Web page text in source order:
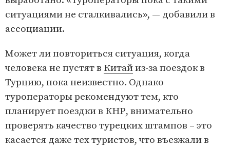
ситуациями не сталкивались», — добавили в
ассоциации.
Может ли повториться ситуация, когда
человека не пустят в Китайиз-за поездок в
Турцию, пока неизвестно. Однако
туроператоры рекомендуют тем, кто
планирует поездки в КНР, внимательно
проверять качество турецких штампов – это
касается даже тех туристов, что въезжали в